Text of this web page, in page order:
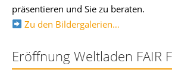
präsentieren und Sie zu beraten.
Zu den Bildergalerien…
Eröffnung Weltladen FAIR